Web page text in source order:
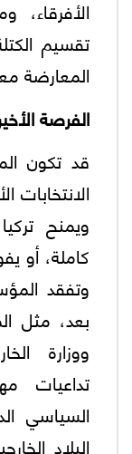
تقسيم
المعارضة
الفرصة
قد تكون
الانتخابات
ويمنح
كاملة، أو
وتفقد
بعد، مثل
ووزارة
تداعيات
السياسي
البلاد